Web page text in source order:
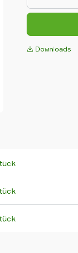
Downloads